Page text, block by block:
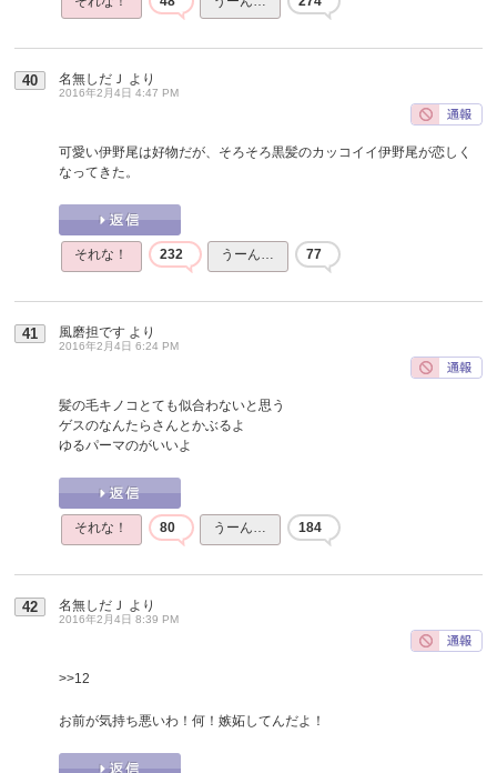
40 名無しだＪ より
2016年2月4日 4:47 PM
可愛い伊野尾は好物だが、そろそろ黒髪のカッコイイ伊野尾が恋しく
なってきた。
それな！ 232 うーん… 77
41 風磨担です より
2016年2月4日 6:24 PM
髪の毛キノコとても似合わないと思う
ゲスのなんたらさんとかぶるよ
ゆるパーマのがいいよ
それな！ 80 うーん… 184
42 名無しだＪ より
2016年2月4日 8:39 PM
>>12
お前が気持ち悪いわ！何！嫉妬してんだよ！